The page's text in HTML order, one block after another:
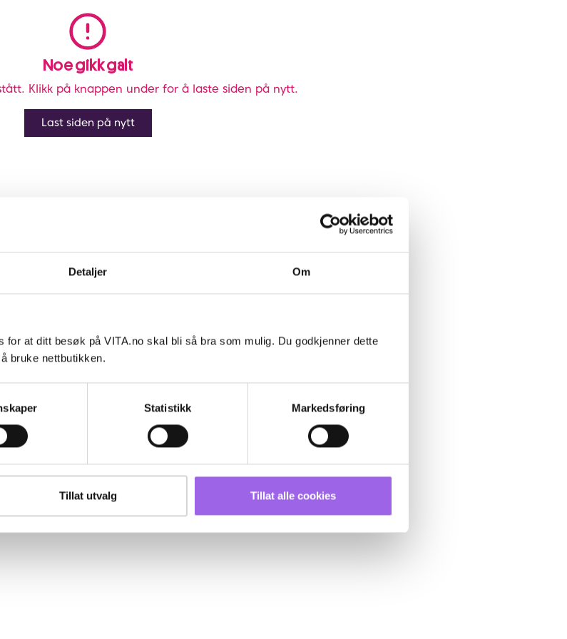
Detaljer Om
at ditt besøk på VITA.no skal bli så bra som mulig. Du godkjenner dette
bruke nettbutikken.
Statistikk Markedsføring
Tillat utvalg Tillat alle cookies
Noe gikk galt
Klikk på knappen under for å laste siden på nytt.
Last siden på nytt